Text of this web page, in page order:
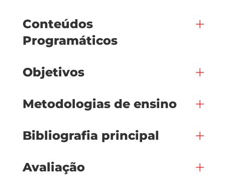
Conteúdos
Programáticos
Objetivos
Metodologias de ensino
Bibliografia principal
Avaliação